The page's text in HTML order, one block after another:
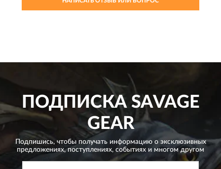
ПОДПИСКАSAVAGE
GEAR
Подпишись, чтобы получать информацию о эксклюзивных
предложениях,поступлениях, событиях и многом другом